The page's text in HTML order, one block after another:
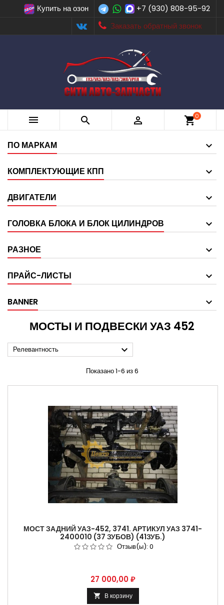
Купить на озон
+7 (930) 808-95-92
Заказать обратный звонок
   shopping_cart0
ПО МАРКАМ
КОМПЛЕКТУЮЩИЕ КПП
ДВИГАТЕЛИ
ГОЛОВКА БЛОКА И БЛОК ЦИЛИНДРОВ
РАЗНОЕ
ПРАЙС-ЛИСТЫ
BANNER
МОСТЫ И ПОДВЕСКИ УАЗ 452
Релевантность 
Показано 1-6 из 6
МОСТ ЗАДНИЙ УАЗ-452, 3741. АРТИКУЛ УАЗ 3741-
2400010 (37 ЗУБОВ) (41ЗУБ.)
Отзыв(ы): 0
Цена
27 000,00 ₽
 В корзину